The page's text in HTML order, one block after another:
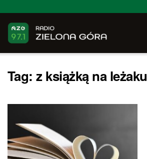
Tag:z książką na leżaku